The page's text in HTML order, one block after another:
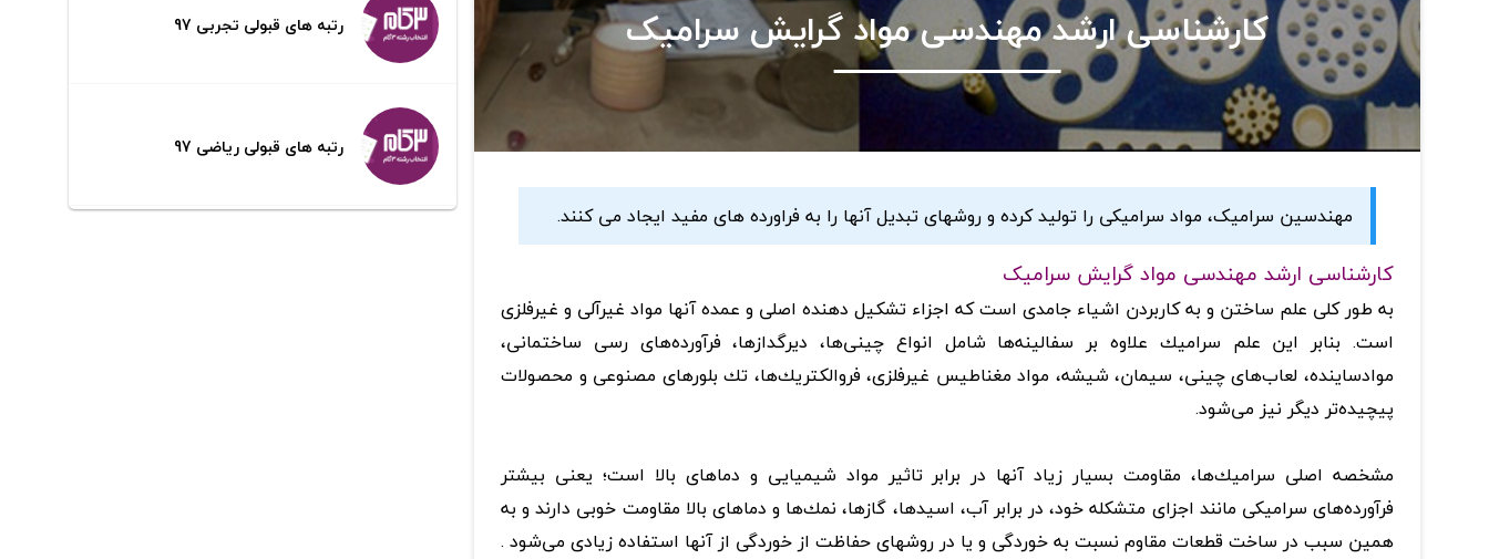
کارشناسی ارشد مهندسی مواد گرایش سرامیک
مهندسین سرامیک، مواد سرامیکی را تولید کرده و روشهای تبدیل آنها را به فراورده های مفید ایجاد می کنند.
کارشناسی ارشد مهندسی مواد گرایش سرامیک
به طور كلی علم ساختن و به كاربردن اشیاء جامدی است كه اجزاء تشكیل‌ دهنده اصلی و عمده آنها مواد غیرآلی و غیرفلزی
است. بنابر این علم سرامیك علاوه بر سفالینه‌ها شامل انواع چینی‌ها، دیرگدازها، فرآورده‌های رسی ساختمانی،
موادساینده، لعاب‌های چینی، سیمان، شیشه، مواد مغناطیس غیرفلزی، فروالكتریك‌ها، تك بلورهای مصنوعی و محصولات
پیچیده‌تر دیگر نیز می‌شود.
مشخصه اصلی سرامیك‌ها، مقاومت بسیار زیاد آنها در برابر تاثیر مواد شیمیایی و دماهای بالا است؛ یعنی بیشتر
فرآورده‌های سرامیكی مانند اجزای متشكله خود، در برابر آب، اسیدها، گازها، نمك‌ها و دماهای بالا مقاومت خوبی دارند و به
همین سبب در ساخت قطعات مقاوم نسبت به خوردگی و یا در روشهای حفاظت از خوردگی از آنها استفاده زیادی می‌شود .
رتبه های قبولی تجربی 97
رتبه های قبولی ریاضی 97